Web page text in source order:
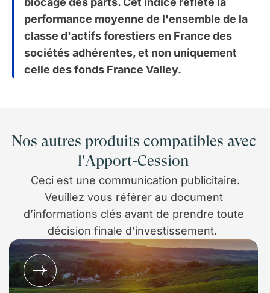
performance moyenne de l'ensemble de la
classe d'actifs forestiers en France des
sociétés adhérentes, et non uniquement
celle des fonds France Valley.
Nos autres produits compatibles avec
l'Apport-Cession
Ceci est une communication publicitaire.
Veuillez vous référer au document
d’informations clés avant de prendre toute
décision finale d’investissement.